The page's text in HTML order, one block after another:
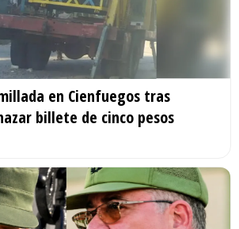
en Cienfuegos tras
billete de cinco pesos